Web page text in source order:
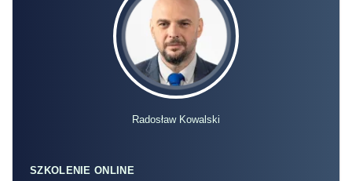
Radosław Kowalski
SZKOLENIE ONLINE